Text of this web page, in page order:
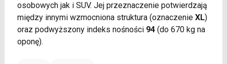
osobowych jak i SUV. Jej przeznaczenie potwierdzają
między innymi wzmocniona struktura (oznaczenie XL)
oraz podwyższony indeks nośności 94(do 670 kg na
oponę).